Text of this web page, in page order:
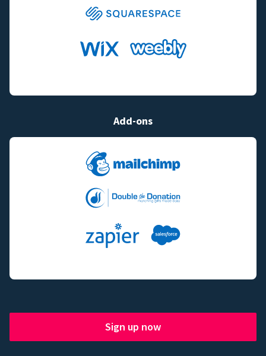
Add-ons
Sign up now